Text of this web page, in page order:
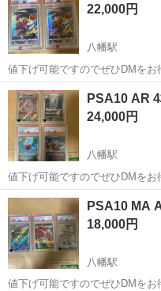
ス・RV車用を中心とした...
22,000円
八幡駅
値下げ可能ですのでぜひDMをお
愛知 豊川市
PSA10 AR
24,000円
八幡駅
値下げ可能ですのでぜひDMをお
愛知 豊川市
PSA10 MA
18,000円
八幡駅
値下げ可能ですのでぜひDMをお